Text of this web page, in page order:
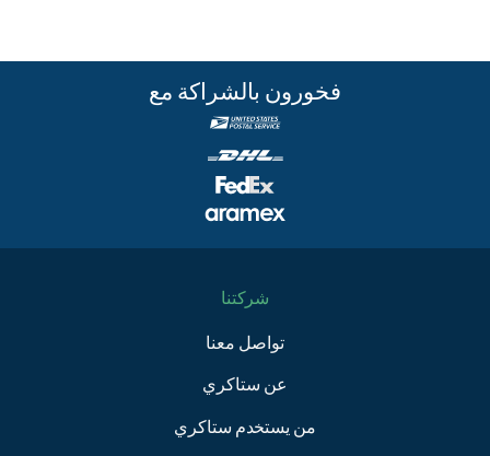
فخورون بالشراكة مع
شركتنا
تواصل معنا
عن ستاكري
من يستخدم ستاكري